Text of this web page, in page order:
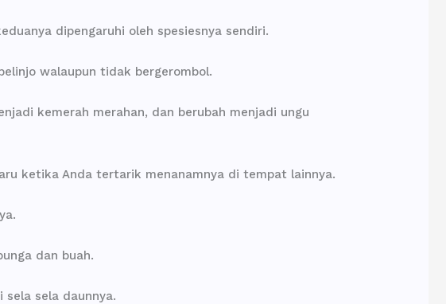
dipengaruhi oleh spesiesnya sendiri.
walaupun tidak bergerombol.
kemerah merahan, dan berubah menjadi ungu
ketika Anda tertarik menanamnya di tempat lainnya.
dan buah.
sela daunnya.